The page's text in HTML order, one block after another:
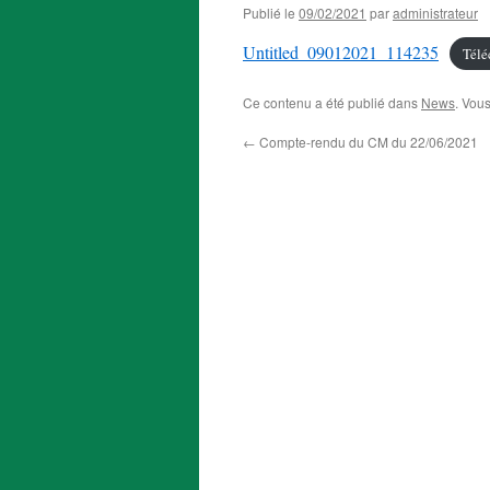
Publié le 09/02/2021 paradministrateur
Untitled_09012021_114235
Ce contenu a été publié dans News.
← Compte-rendu du CM du 22/06/2021